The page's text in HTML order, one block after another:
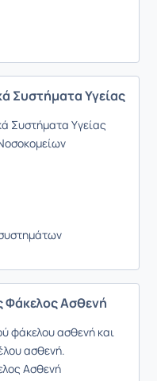
Συστήματα Υγείας
Συστήματα Υγείας
Φάκελος Ασθενή
φάκελου ασθενή και
ασθενή.
Ασθενή